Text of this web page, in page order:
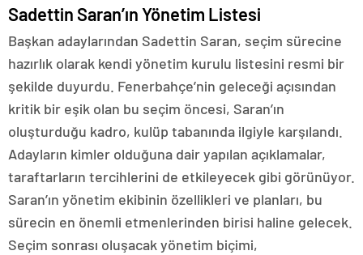
Sadettin Saran’ın Yönetim Listesi
Başkan adaylarından Sadettin Saran, seçim sürecine
hazırlık olarak kendi yönetim kurulu listesini resmi bir
şekilde duyurdu. Fenerbahçe’nin geleceği açısından
kritik bir eşik olan bu seçim öncesi, Saran’ın
oluşturduğu kadro, kulüp tabanında ilgiyle karşılandı.
Adayların kimler olduğuna dair yapılan açıklamalar,
taraftarların tercihlerini de etkileyecek gibi görünüyor.
Saran’ın yönetim ekibinin özellikleri ve planları, bu
sürecin en önemli etmenlerinden birisi haline gelecek.
Seçim sonrası oluşacak yönetim biçimi,